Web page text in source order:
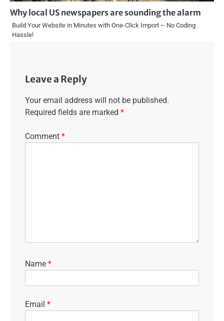
Why local US newspapers are sounding the alarm
Build Your Website in Minutes with One-Click Import – No Coding
Hassle!
Leave a Reply
Your email address will not be published.
Required fields are marked *
Comment *
Name *
Email *